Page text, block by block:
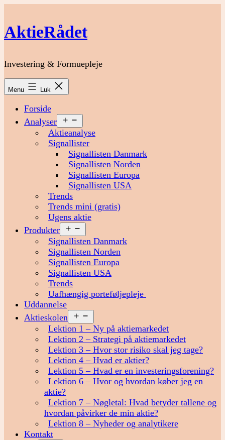
indhold
AktieRådet
Investering & Formuepleje
Menu Luk
Forside
Analyser
menu
Aktieanalyse
Signallister
Signallisten Danmark
Signallisten Norden
Signallisten Europa
Signallisten USA
Trends
Trends mini (gratis)
Ugens aktie
Produkter
menu
Signallisten Danmark
Signallisten Norden
Signallisten Europa
Signallisten USA
Trends
Uafhængig porteføljepleje
Uddannelse
Aktieskolen
menu
Lektion 1 – Ny på aktiemarkedet
Lektion 2 – Strategi på aktiemarkedet
Lektion 3 – Hvor stor risiko skal jeg tage?
Lektion 4 – Hvad er aktier?
Lektion 5 – Hvad er en investeringsforening?
Lektion 6 – Hvor og hvordan køber jeg en
aktie?
Lektion 7 – Nøgletal: Hvad betyder tallene og
hvordan påvirker de min aktie?
Lektion 8 – Nyheder og analytikere
Kontakt